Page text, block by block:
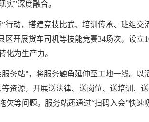
实”深度融合。
动，搭建竞技比武、培训传承、班组交
区开展货车司机等技能竞赛34场次。设
化为生产力。
务站”，将服务触角延伸至工地一线。
资源，开展送法律、送岗位、送培训、
等问题。服务站还通过“扫码入会”快速